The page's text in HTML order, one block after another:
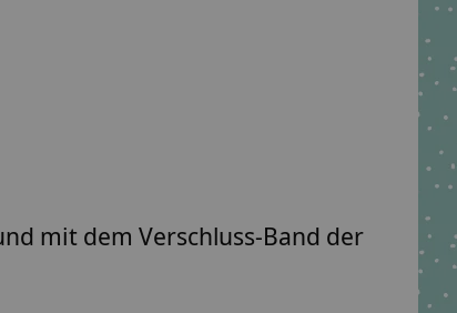
mit dem Verschluss-Band der